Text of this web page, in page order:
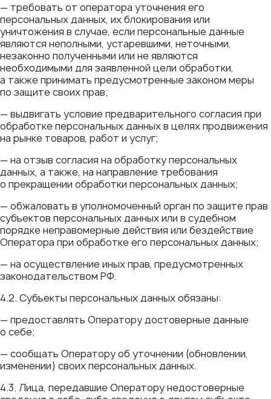
— требовать от оператора уточнения его
персональных данных, их блокирования или
уничтожения в случае, если персональные данные
являются неполными, устаревшими, неточными,
незаконно полученными или не являются
необходимыми для заявленной цели обработки,
а также принимать предусмотренные законом меры
по защите своих прав;
— выдвигать условие предварительного согласия при
обработке персональных данных в целях продвижения
на рынке товаров, работ и услуг;
— на отзыв согласия на обработку персональных
данных, а также, на направление требования
о прекращении обработки персональных данных;
— обжаловать в уполномоченный орган по защите прав
субъектов персональных данных или в судебном
порядке неправомерные действия или бездействие
Оператора при обработке его персональных данных;
— на осуществление иных прав, предусмотренных
законодательством РФ.
4.2. Субъекты персональных данных обязаны:
— предоставлять Оператору достоверные данные
о себе;
— сообщать Оператору об уточнении (обновлении,
изменении) своих персональных данных.
4.3. Лица, передавшие Оператору недостоверные